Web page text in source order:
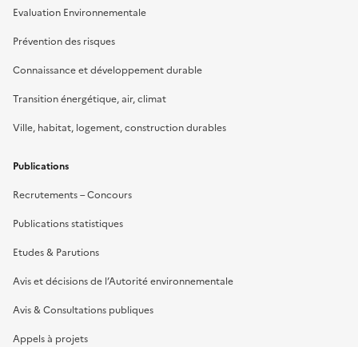
Evaluation Environnementale
Prévention des risques
Connaissance et développement durable
Transition énergétique, air, climat
Ville, habitat, logement, construction durables
Publications
Recrutements – Concours
Publications statistiques
Etudes & Parutions
Avis et décisions de l’Autorité environnementale
Avis & Consultations publiques
Appels à projets